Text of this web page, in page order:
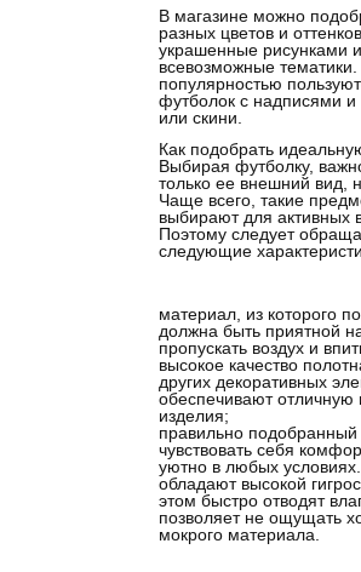
В магазине можно
разных цветов и
украшенные рисунками
всевозможные
популярностью
футболок с надписями
или скини.
Как подобрать
Выбирая футболку,
только ее внешний вид,
Чаще всего, такие
выбирают для активных
Поэтому следует
следующие
материал, из которого
должна быть приятной
пропускать воздух и
высокое качество
других декоративных
обеспечивают отличную
изделия;
правильно подобранный
чувствовать себя
уютно в любых
обладают высокой
этом быстро отводят
позволяет не ощущать
мокрого материала.